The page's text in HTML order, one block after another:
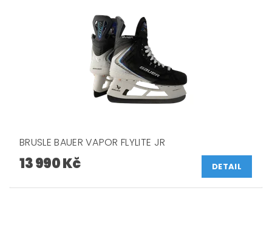
BRUSLE BAUER VAPOR FLYLITE JR
13 990 Kč DETAIL